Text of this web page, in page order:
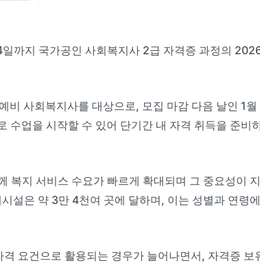
까지 국가공인 사회복지사 2급 자격증 과정의
비 사회복지사를 대상으로, 모집 마감 다음 날인 1
수업을 시작할 수 있어 단기간 내 자격 취득을 준비
복지 서비스 수요가 빠르게 확대되며 그 중요성이
설은 약 3만 4천여 곳에 달하며, 이는 성별과 연령
요건으로 활용되는 경우가 늘어나면서, 자격증 보